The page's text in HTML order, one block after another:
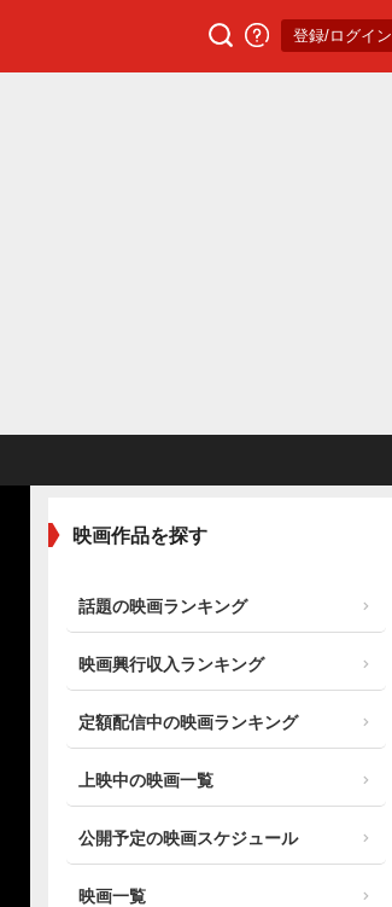
登録/ログイン
映画作品を探す
話題の映画ランキング
映画興行収入ランキング
定額配信中の映画ランキング
上映中の映画一覧
公開予定の映画スケジュール
映画一覧